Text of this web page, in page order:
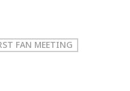
FAN MEETING